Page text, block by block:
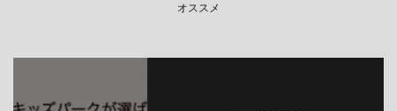
オススメ